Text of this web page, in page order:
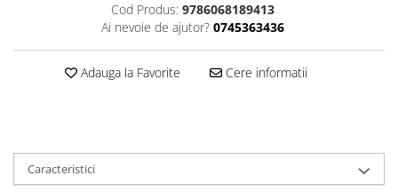
Editura Litera
Editura Nomina
Editura Pandora M
Cod Produs: 9786068189413
Ai nevoie de ajutor? 0745363436
Adauga la Favorite Cere informatii
Caracteristici